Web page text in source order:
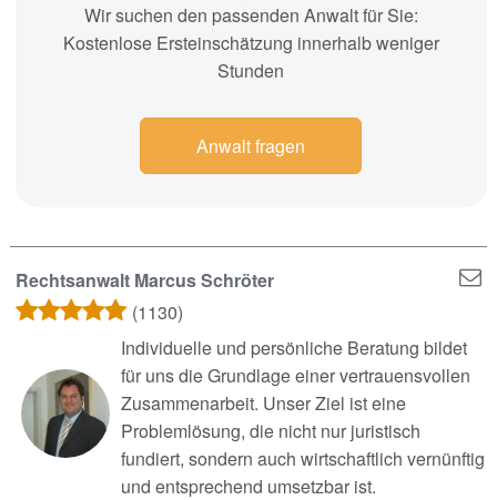
Wir suchen den passenden Anwalt für Sie:
Kostenlose Ersteinschätzung innerhalb weniger
Stunden
Anwalt fragen
Rechtsanwalt Marcus Schröter
(1130)
Individuelle und persönliche Beratung bildet
für uns die Grundlage einer vertrauensvollen
Zusammenarbeit. Unser Ziel ist eine
Problemlösung, die nicht nur juristisch
fundiert, sondern auch wirtschaftlich vernünftig
und entsprechend umsetzbar ist.